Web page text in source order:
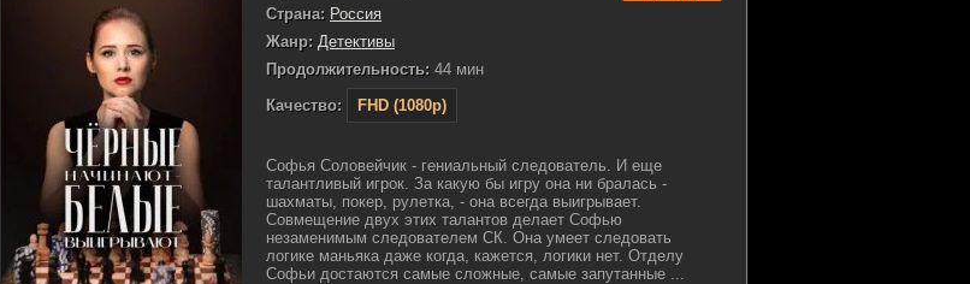
Страна: Россия
Жанр: Детективы
Продолжительность: 44 мин
Качество:
FHD (1080p)
Софья Соловейчик - гениальный следователь. И еще
талантливый игрок. За какую бы игру она ни бралась -
шахматы, покер, рулетка, - она всегда выигрывает.
Совмещение двух этих талантов делает Софью
незаменимым следователем СК. Она умеет следовать
логике маньяка даже когда, кажется, логики нет. Отделу
Софьи достаются самые сложные, самые запутанные ...